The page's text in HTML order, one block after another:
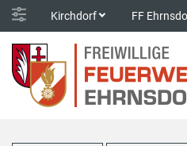
Kirchdorf FF